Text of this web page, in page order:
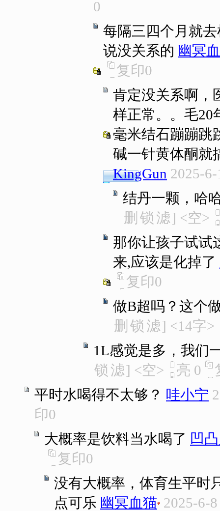
0
每隔三四个月就
说没关系的 幽冥
复印0
肯定没关系啊，
样正常。。毛20
毫米结石蹦蹦跳
碱一针黄体酮就
KingGun 2025-
结丹一颗，哈
删 锁 滤] <空>
那你让孩子试试
来,应该是化掉了
复印0
做B超吗？这个
删 锁 滤] <14字>
1L感觉是多，我们
锁 滤] <空> 亮 0
平时水喝得不太够？ 哇小宁
印0
大概率是饮料当水喝了 凹
复印0
没有大概率，体育生平时
点可乐 幽冥血猫 2025-6-